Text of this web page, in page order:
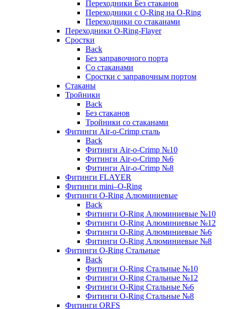
Переходники Без стаканов
Переходники с O-Ring на O-Ring
Переходники со стаканами
Переходники O-Ring-Flayer
Сростки
Back
Без заправочного порта
Со стаканами
Сростки с заправочным портом
Стаканы
Тройники
Back
Без стаканов
Тройники со стаканами
Фитинги Air-o-Crimp сталь
Back
Фитинги Air-o-Crimp №10
Фитинги Air-o-Crimp №6
Фитинги Air-o-Crimp №8
Фитинги FLAYER
Фитинги mini–O-Ring
Фитинги O-Ring Алюминиевые
Back
Фитинги O-Ring Алюминиевые №10
Фитинги O-Ring Алюминиевые №12
Фитинги O-Ring Алюминиевые №6
Фитинги O-Ring Алюминиевые №8
Фитинги O-Ring Стальные
Back
Фитинги O-Ring Стальные №10
Фитинги O-Ring Стальные №12
Фитинги O-Ring Стальные №6
Фитинги O-Ring Стальные №8
Фитинги ORFS